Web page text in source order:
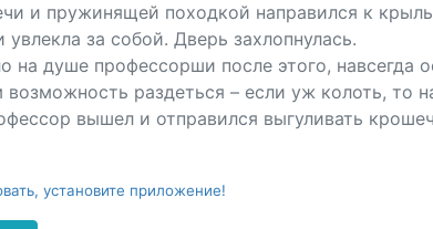
и пружинящей походкой направился к
увлекла за собой. Дверь захлопнулась.
на душе профессорши после этого,
возможность раздеться – если уж колоть, то
вышел и отправился выгуливать
установите приложение!